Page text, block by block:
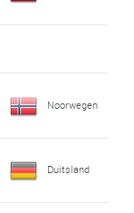
Noorwegen
Duitsland